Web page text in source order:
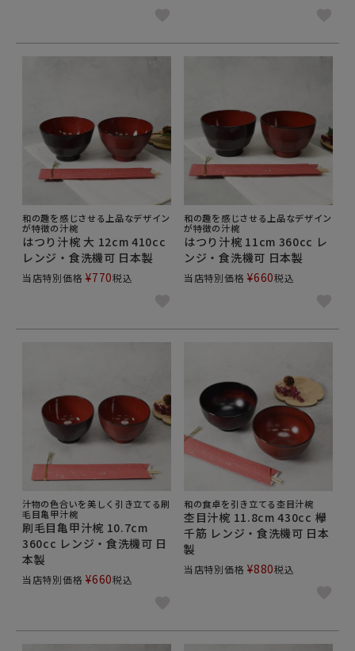
EAST table（旧：テーブルウェア イースト）では、
ンチプレート・小鉢・中鉢・大鉢・どんぶり・茶碗蒸
し・急須やポット・コーヒーカップ・スープカップな
ど美濃焼を中心に、和食器、洋食器、木製食器、キッ
チン雑貨など5,000点以上取り揃えております。普段
使いからホテル食器まで価格は99円～2,000円以上の
ものまであり、様々な生活スタイルや好みに合わせて
お選び頂けます。
引っ越し時、新生活など、必ず揃えておくとご家庭で
和の趣を感じさせる上品なデザイン
が特徴の汁椀
はつり汁椀 大 12cm 410cc
レンジ・食洗機可 日本製
当店特別価格 ¥770税込
和の趣を感じさせる上品なデザイン
が特徴の汁椀
はつり汁椀 11cm 360cc レ
ンジ・食洗機可 日本製
当店特別価格 ¥660税込
汁物の色合いを美しく引き立てる刷
毛目亀甲汁椀
刷毛目亀甲汁椀 10.7cm
360cc レンジ・食洗機可 日
本製
当店特別価格 ¥660税込
和の食卓を引き立てる杢目汁椀
杢目汁椀 11.8cm 430cc 欅
千筋 レンジ・食洗機可 日本
製
当店特別価格 ¥880税込